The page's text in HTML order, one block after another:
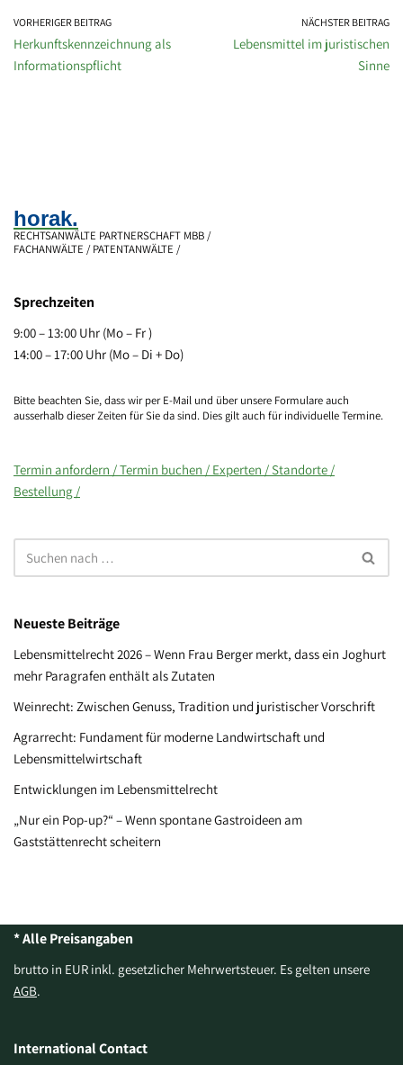
VORHERIGER BEITRAG
Herkunftskennzeichnung als
Informationspflicht
NÄCHSTER BEITRAG
Lebensmittel im juristischen
Sinne
horak.
RECHTSANWÄLTE PARTNERSCHAFT MBB /
FACHANWÄLTE / PATENTANWÄLTE /
Sprechzeiten
9:00 – 13:00 Uhr (Mo – Fr )
14:00 – 17:00 Uhr (Mo – Di + Do)
Bitte beachten Sie, dass wir per E-Mail und über unsere Formulare auch
ausserhalb dieser Zeiten für Sie da sind. Dies gilt auch für individuelle Termine.
Termin anfordern /Termin buchen / Experten /Standorte /
Bestellung /
Neueste Beiträge
Lebensmittelrecht 2026 – Wenn Frau Berger merkt, dass ein Joghurt
mehr Paragrafen enthält als Zutaten
Weinrecht: Zwischen Genuss, Tradition und juristischer Vorschrift
Agrarrecht: Fundament für moderne Landwirtschaft und
Lebensmittelwirtschaft
Entwicklungen im Lebensmittelrecht
„Nur ein Pop-up?“ – Wenn spontane Gastroideen am
Gaststättenrecht scheitern
* Alle Preisangaben
brutto in EUR inkl. gesetzlicher Mehrwertsteuer. Es gelten unsere
AGB.
International Contact